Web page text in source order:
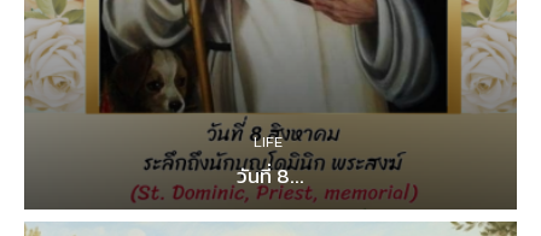
LIFE
วันที่ 8...